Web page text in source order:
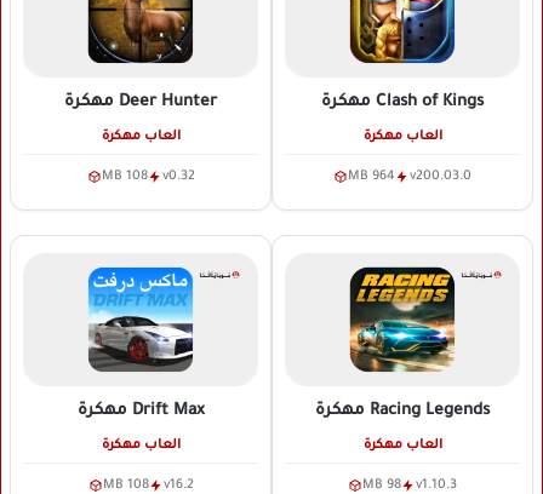
Clash of Kings مهكرة
العاب مهكرة
v200.03.0
964 MB
Deer Hunter مهكرة
العاب مهكرة
v0.32
108 MB
Racing Legends مهكرة
العاب مهكرة
v1.10.3
98 MB
Drift Max مهكرة
العاب مهكرة
v16.2
108 MB